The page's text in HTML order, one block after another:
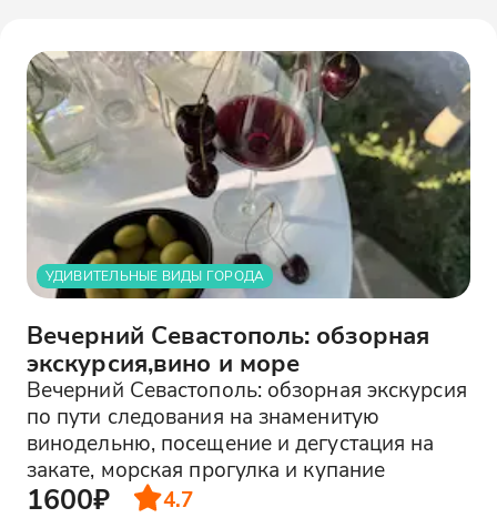
УДИВИТЕЛЬНЫЕ ВИДЫ ГОРОДА
Вечерний Севастополь: обзорная
экскурсия,вино и море
Вечерний Севастополь: обзорная экскурсия
по пути следования на знаменитую
винодельню, посещение и дегустация на
закате, морская прогулка и купание
1600₽ 4.7